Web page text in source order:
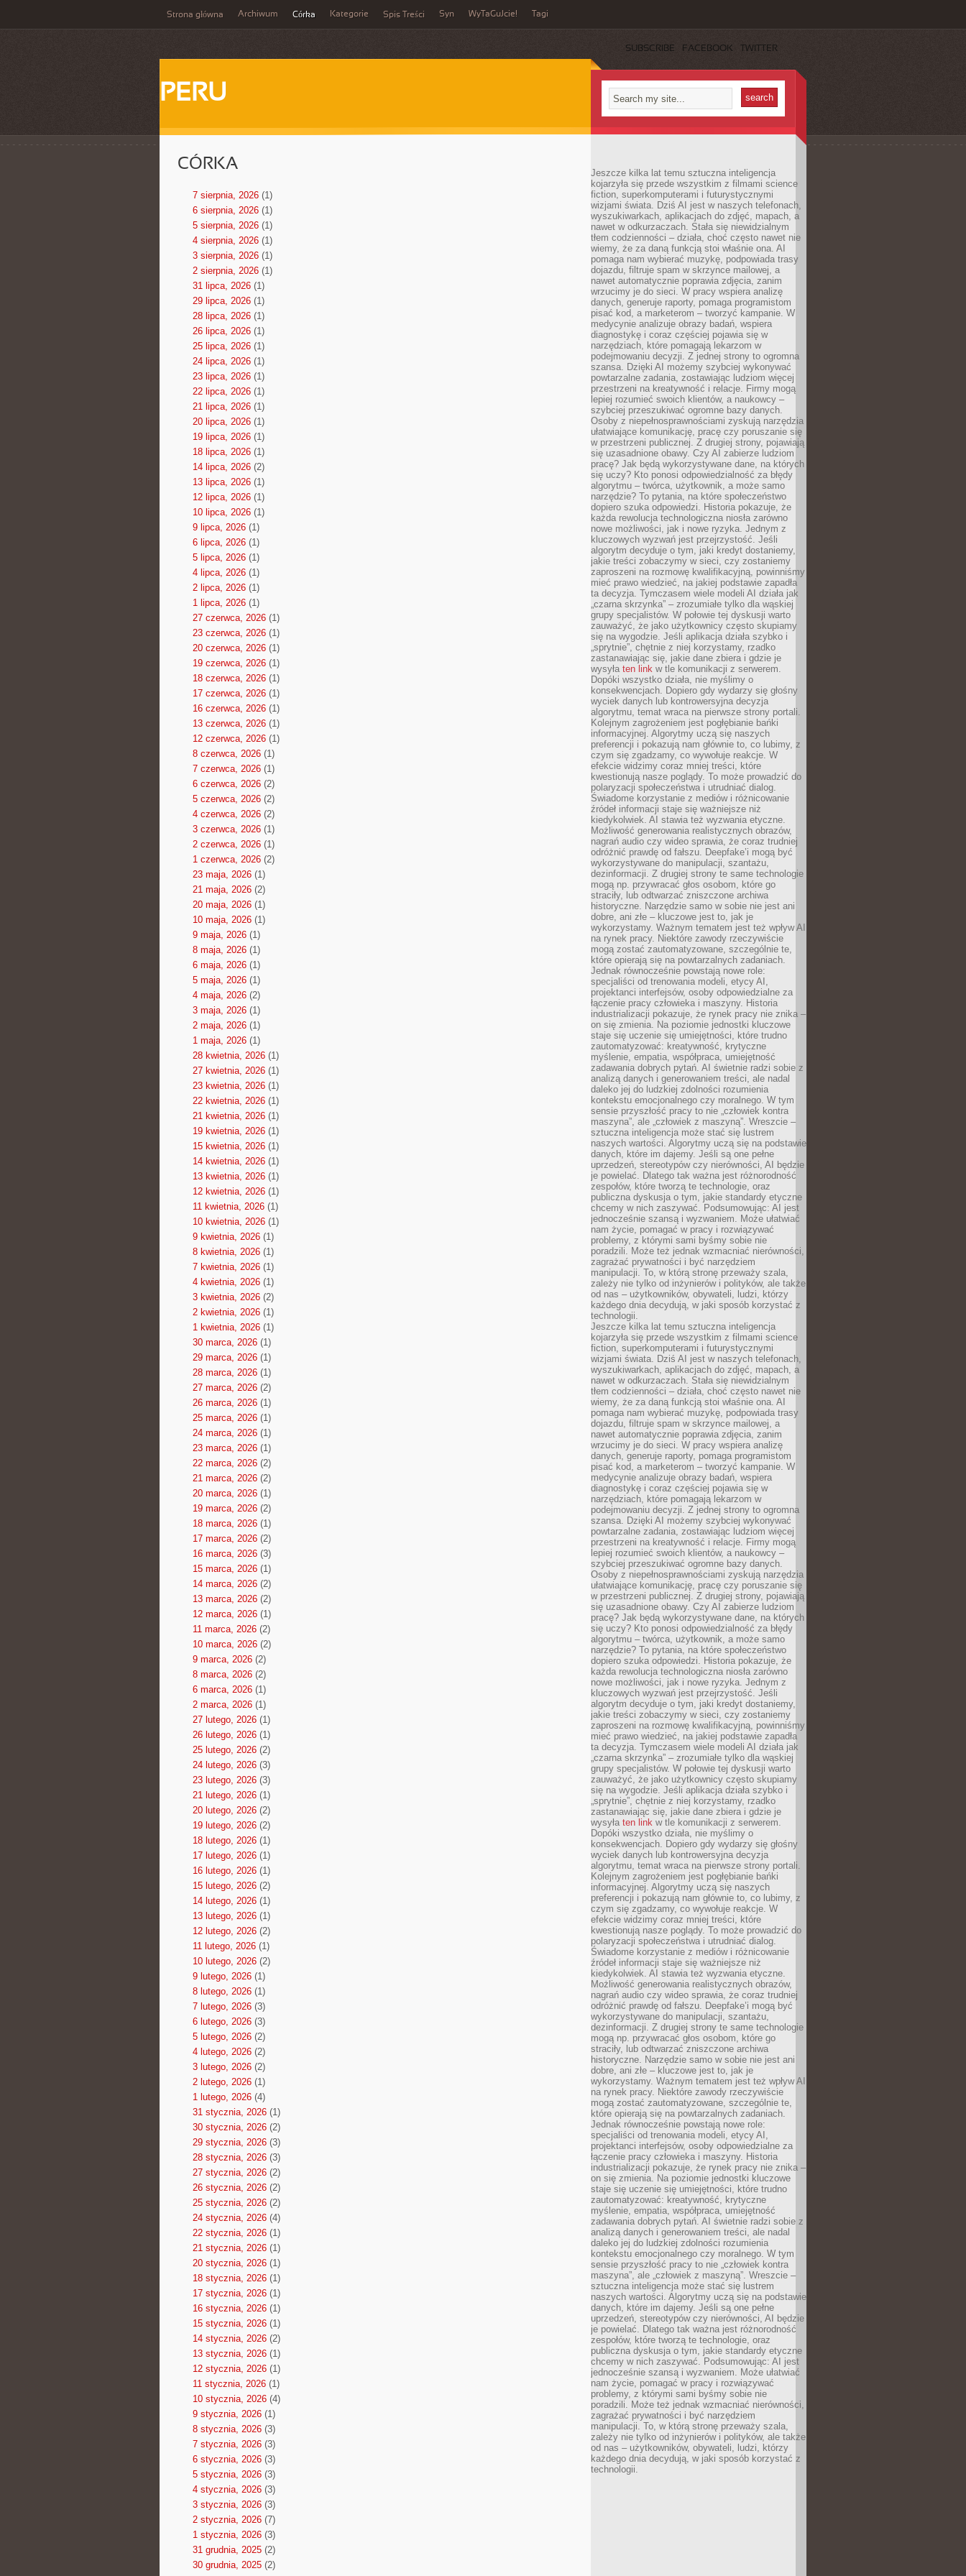
Strona główna Archiwum Córka Kategorie Spis Treści Syn WyTaGuJcie! Tagi
SUBSCRIBE FACEBOOK TWITTER
PERU
CÓRKA
7 sierpnia, 2026(1)
6 sierpnia, 2026(1)
5 sierpnia, 2026(1)
4 sierpnia, 2026(1)
3 sierpnia, 2026(1)
2 sierpnia, 2026(1)
31 lipca, 2026(1)
29 lipca, 2026(1)
28 lipca, 2026(1)
26 lipca, 2026(1)
25 lipca, 2026(1)
24 lipca, 2026(1)
23 lipca, 2026(1)
22 lipca, 2026(1)
21 lipca, 2026(1)
20 lipca, 2026(1)
19 lipca, 2026(1)
18 lipca, 2026(1)
14 lipca, 2026(2)
13 lipca, 2026(1)
12 lipca, 2026(1)
10 lipca, 2026(1)
9 lipca, 2026(1)
6 lipca, 2026(1)
5 lipca, 2026(1)
4 lipca, 2026(1)
2 lipca, 2026(1)
1 lipca, 2026(1)
27 czerwca, 2026(1)
23 czerwca, 2026(1)
20 czerwca, 2026(1)
19 czerwca, 2026(1)
18 czerwca, 2026(1)
17 czerwca, 2026(1)
16 czerwca, 2026(1)
13 czerwca, 2026(1)
12 czerwca, 2026(1)
8 czerwca, 2026(1)
7 czerwca, 2026(1)
6 czerwca, 2026(2)
5 czerwca, 2026(2)
4 czerwca, 2026(2)
3 czerwca, 2026(1)
2 czerwca, 2026(1)
1 czerwca, 2026(2)
23 maja, 2026(1)
21 maja, 2026(2)
20 maja, 2026(1)
10 maja, 2026(1)
9 maja, 2026(1)
8 maja, 2026(1)
6 maja, 2026(1)
5 maja, 2026(1)
4 maja, 2026(2)
3 maja, 2026(1)
2 maja, 2026(1)
1 maja, 2026(1)
28 kwietnia, 2026(1)
27 kwietnia, 2026(1)
23 kwietnia, 2026(1)
22 kwietnia, 2026(1)
21 kwietnia, 2026(1)
19 kwietnia, 2026(1)
15 kwietnia, 2026(1)
14 kwietnia, 2026(1)
13 kwietnia, 2026(1)
12 kwietnia, 2026(1)
11 kwietnia, 2026(1)
10 kwietnia, 2026(1)
9 kwietnia, 2026(1)
8 kwietnia, 2026(1)
7 kwietnia, 2026(1)
4 kwietnia, 2026(1)
3 kwietnia, 2026(2)
2 kwietnia, 2026(1)
1 kwietnia, 2026(1)
30 marca, 2026(1)
29 marca, 2026(1)
28 marca, 2026(1)
27 marca, 2026(2)
26 marca, 2026(1)
25 marca, 2026(1)
24 marca, 2026(1)
23 marca, 2026(1)
22 marca, 2026(2)
21 marca, 2026(2)
20 marca, 2026(1)
19 marca, 2026(2)
18 marca, 2026(1)
17 marca, 2026(2)
16 marca, 2026(3)
15 marca, 2026(1)
14 marca, 2026(2)
13 marca, 2026(2)
12 marca, 2026(1)
11 marca, 2026(2)
10 marca, 2026(2)
9 marca, 2026(2)
8 marca, 2026(2)
6 marca, 2026(1)
2 marca, 2026(1)
27 lutego, 2026(1)
26 lutego, 2026(1)
25 lutego, 2026(2)
24 lutego, 2026(3)
23 lutego, 2026(3)
21 lutego, 2026(1)
20 lutego, 2026(2)
19 lutego, 2026(2)
18 lutego, 2026(1)
17 lutego, 2026(1)
16 lutego, 2026(1)
15 lutego, 2026(2)
14 lutego, 2026(1)
13 lutego, 2026(1)
12 lutego, 2026(2)
11 lutego, 2026(1)
10 lutego, 2026(2)
9 lutego, 2026(1)
8 lutego, 2026(1)
7 lutego, 2026(3)
6 lutego, 2026(3)
5 lutego, 2026(2)
4 lutego, 2026(2)
3 lutego, 2026(2)
2 lutego, 2026(1)
1 lutego, 2026(4)
31 stycznia, 2026(1)
30 stycznia, 2026(2)
29 stycznia, 2026(3)
28 stycznia, 2026(3)
27 stycznia, 2026(2)
26 stycznia, 2026(2)
25 stycznia, 2026(2)
24 stycznia, 2026(4)
22 stycznia, 2026(1)
21 stycznia, 2026(1)
20 stycznia, 2026(1)
18 stycznia, 2026(1)
17 stycznia, 2026(1)
16 stycznia, 2026(1)
15 stycznia, 2026(1)
14 stycznia, 2026(2)
13 stycznia, 2026(1)
12 stycznia, 2026(1)
11 stycznia, 2026(1)
10 stycznia, 2026(4)
9 stycznia, 2026(1)
8 stycznia, 2026(3)
7 stycznia, 2026(3)
6 stycznia, 2026(3)
5 stycznia, 2026(3)
4 stycznia, 2026(3)
3 stycznia, 2026(3)
2 stycznia, 2026(7)
1 stycznia, 2026(3)
31 grudnia, 2025(2)
30 grudnia, 2025(2)
Jeszcze kilka lat temu sztuczna inteligencja
kojarzyła się przede wszystkim z filmami science
fiction, superkomputerami i futurystycznymi
wizjami świata. Dziś AI jest w naszych telefonach,
wyszukiwarkach, aplikacjach do zdjęć, mapach, a
nawet w odkurzaczach. Stała się niewidzialnym
tłem codzienności – działa, choć często nawet nie
wiemy, że za daną funkcją stoi właśnie ona. AI
pomaga nam wybierać muzykę, podpowiada trasy
dojazdu, filtruje spam w skrzynce mailowej, a
nawet automatycznie poprawia zdjęcia, zanim
wrzucimy je do sieci. W pracy wspiera analizę
danych, generuje raporty, pomaga programistom
pisać kod, a marketerom – tworzyć kampanie. W
medycynie analizuje obrazy badań, wspiera
diagnostykę i coraz częściej pojawia się w
narzędziach, które pomagają lekarzom w
podejmowaniu decyzji. Z jednej strony to ogromna
szansa. Dzięki AI możemy szybciej wykonywać
powtarzalne zadania, zostawiając ludziom więcej
przestrzeni na kreatywność i relacje. Firmy mogą
lepiej rozumieć swoich klientów, a naukowcy –
szybciej przeszukiwać ogromne bazy danych.
Osoby z niepełnosprawnościami zyskują narzędzia
ułatwiające komunikację, pracę czy poruszanie się
w przestrzeni publicznej. Z drugiej strony, pojawiają
się uzasadnione obawy. Czy AI zabierze ludziom
pracę? Jak będą wykorzystywane dane, na których
się uczy? Kto ponosi odpowiedzialność za błędy
algorytmu – twórca, użytkownik, a może samo
narzędzie? To pytania, na które społeczeństwo
dopiero szuka odpowiedzi. Historia pokazuje, że
każda rewolucja technologiczna niosła zarówno
nowe możliwości, jak i nowe ryzyka. Jednym z
kluczowych wyzwań jest przejrzystość. Jeśli
algorytm decyduje o tym, jaki kredyt dostaniemy,
jakie treści zobaczymy w sieci, czy zostaniemy
zaproszeni na rozmowę kwalifikacyjną, powinniśmy
mieć prawo wiedzieć, na jakiej podstawie zapadła
ta decyzja. Tymczasem wiele modeli AI działa jak
„czarna skrzynka” – zrozumiałe tylko dla wąskiej
grupy specjalistów. W połowie tej dyskusji warto
zauważyć, że jako użytkownicy często skupiamy
się na wygodzie. Jeśli aplikacja działa szybko i
„sprytnie”, chętnie z niej korzystamy, rzadko
zastanawiając się, jakie dane zbiera i gdzie je
wysyła ten link w tle komunikacji z serwerem.
Dopóki wszystko działa, nie myślimy o
konsekwencjach. Dopiero gdy wydarzy się głośny
wyciek danych lub kontrowersyjna decyzja
algorytmu, temat wraca na pierwsze strony portali.
Kolejnym zagrożeniem jest pogłębianie bańki
informacyjnej. Algorytmy uczą się naszych
preferencji i pokazują nam głównie to, co lubimy, z
czym się zgadzamy, co wywołuje reakcje. W
efekcie widzimy coraz mniej treści, które
kwestionują nasze poglądy. To może prowadzić do
polaryzacji społeczeństwa i utrudniać dialog.
Świadome korzystanie z mediów i różnicowanie
źródeł informacji staje się ważniejsze niż
kiedykolwiek. AI stawia też wyzwania etyczne.
Możliwość generowania realistycznych obrazów,
nagrań audio czy wideo sprawia, że coraz trudniej
odróżnić prawdę od fałszu. Deepfake’i mogą być
wykorzystywane do manipulacji, szantażu,
dezinformacji. Z drugiej strony te same technologie
mogą np. przywracać głos osobom, które go
straciły, lub odtwarzać zniszczone archiwa
historyczne. Narzędzie samo w sobie nie jest ani
dobre, ani złe – kluczowe jest to, jak je
wykorzystamy. Ważnym tematem jest też wpływ AI
na rynek pracy. Niektóre zawody rzeczywiście
mogą zostać zautomatyzowane, szczególnie te,
które opierają się na powtarzalnych zadaniach.
Jednak równocześnie powstają nowe role:
specjaliści od trenowania modeli, etycy AI,
projektanci interfejsów, osoby odpowiedzialne za
łączenie pracy człowieka i maszyny. Historia
industrializacji pokazuje, że rynek pracy nie znika –
on się zmienia. Na poziomie jednostki kluczowe
staje się uczenie się umiejętności, które trudno
zautomatyzować: kreatywność, krytyczne
myślenie, empatia, współpraca, umiejętność
zadawania dobrych pytań. AI świetnie radzi sobie z
analizą danych i generowaniem treści, ale nadal
daleko jej do ludzkiej zdolności rozumienia
kontekstu emocjonalnego czy moralnego. W tym
sensie przyszłość pracy to nie „człowiek kontra
maszyna”, ale „człowiek z maszyną”. Wreszcie –
sztuczna inteligencja może stać się lustrem
naszych wartości. Algorytmy uczą się na podstawie
danych, które im dajemy. Jeśli są one pełne
uprzedzeń, stereotypów czy nierówności, AI będzie
je powielać. Dlatego tak ważna jest różnorodność
zespołów, które tworzą te technologie, oraz
publiczna dyskusja o tym, jakie standardy etyczne
chcemy w nich zaszywać. Podsumowując: AI jest
jednocześnie szansą i wyzwaniem. Może ułatwiać
nam życie, pomagać w pracy i rozwiązywać
problemy, z którymi sami byśmy sobie nie
poradzili. Może też jednak wzmacniać nierówności,
zagrażać prywatności i być narzędziem
manipulacji. To, w którą stronę przeważy szala,
zależy nie tylko od inżynierów i polityków, ale także
od nas – użytkowników, obywateli, ludzi, którzy
każdego dnia decydują, w jaki sposób korzystać z
technologii.
Jeszcze kilka lat temu sztuczna inteligencja
kojarzyła się przede wszystkim z filmami science
fiction, superkomputerami i futurystycznymi
wizjami świata. Dziś AI jest w naszych telefonach,
wyszukiwarkach, aplikacjach do zdjęć, mapach, a
nawet w odkurzaczach. Stała się niewidzialnym
tłem codzienności – działa, choć często nawet nie
wiemy, że za daną funkcją stoi właśnie ona. AI
pomaga nam wybierać muzykę, podpowiada trasy
dojazdu, filtruje spam w skrzynce mailowej, a
nawet automatycznie poprawia zdjęcia, zanim
wrzucimy je do sieci. W pracy wspiera analizę
danych, generuje raporty, pomaga programistom
pisać kod, a marketerom – tworzyć kampanie. W
medycynie analizuje obrazy badań, wspiera
diagnostykę i coraz częściej pojawia się w
narzędziach, które pomagają lekarzom w
podejmowaniu decyzji. Z jednej strony to ogromna
szansa. Dzięki AI możemy szybciej wykonywać
powtarzalne zadania, zostawiając ludziom więcej
przestrzeni na kreatywność i relacje. Firmy mogą
lepiej rozumieć swoich klientów, a naukowcy –
szybciej przeszukiwać ogromne bazy danych.
Osoby z niepełnosprawnościami zyskują narzędzia
ułatwiające komunikację, pracę czy poruszanie się
w przestrzeni publicznej. Z drugiej strony, pojawiają
się uzasadnione obawy. Czy AI zabierze ludziom
pracę? Jak będą wykorzystywane dane, na których
się uczy? Kto ponosi odpowiedzialność za błędy
algorytmu – twórca, użytkownik, a może samo
narzędzie? To pytania, na które społeczeństwo
dopiero szuka odpowiedzi. Historia pokazuje, że
każda rewolucja technologiczna niosła zarówno
nowe możliwości, jak i nowe ryzyka. Jednym z
kluczowych wyzwań jest przejrzystość. Jeśli
algorytm decyduje o tym, jaki kredyt dostaniemy,
jakie treści zobaczymy w sieci, czy zostaniemy
zaproszeni na rozmowę kwalifikacyjną, powinniśmy
mieć prawo wiedzieć, na jakiej podstawie zapadła
ta decyzja. Tymczasem wiele modeli AI działa jak
„czarna skrzynka” – zrozumiałe tylko dla wąskiej
grupy specjalistów. W połowie tej dyskusji warto
zauważyć, że jako użytkownicy często skupiamy
się na wygodzie. Jeśli aplikacja działa szybko i
„sprytnie”, chętnie z niej korzystamy, rzadko
zastanawiając się, jakie dane zbiera i gdzie je
wysyła ten link w tle komunikacji z serwerem.
Dopóki wszystko działa, nie myślimy o
konsekwencjach. Dopiero gdy wydarzy się głośny
wyciek danych lub kontrowersyjna decyzja
algorytmu, temat wraca na pierwsze strony portali.
Kolejnym zagrożeniem jest pogłębianie bańki
informacyjnej. Algorytmy uczą się naszych
preferencji i pokazują nam głównie to, co lubimy, z
czym się zgadzamy, co wywołuje reakcje. W
efekcie widzimy coraz mniej treści, które
kwestionują nasze poglądy. To może prowadzić do
polaryzacji społeczeństwa i utrudniać dialog.
Świadome korzystanie z mediów i różnicowanie
źródeł informacji staje się ważniejsze niż
kiedykolwiek. AI stawia też wyzwania etyczne.
Możliwość generowania realistycznych obrazów,
nagrań audio czy wideo sprawia, że coraz trudniej
odróżnić prawdę od fałszu. Deepfake’i mogą być
wykorzystywane do manipulacji, szantażu,
dezinformacji. Z drugiej strony te same technologie
mogą np. przywracać głos osobom, które go
straciły, lub odtwarzać zniszczone archiwa
historyczne. Narzędzie samo w sobie nie jest ani
dobre, ani złe – kluczowe jest to, jak je
wykorzystamy. Ważnym tematem jest też wpływ AI
na rynek pracy. Niektóre zawody rzeczywiście
mogą zostać zautomatyzowane, szczególnie te,
które opierają się na powtarzalnych zadaniach.
Jednak równocześnie powstają nowe role:
specjaliści od trenowania modeli, etycy AI,
projektanci interfejsów, osoby odpowiedzialne za
łączenie pracy człowieka i maszyny. Historia
industrializacji pokazuje, że rynek pracy nie znika –
on się zmienia. Na poziomie jednostki kluczowe
staje się uczenie się umiejętności, które trudno
zautomatyzować: kreatywność, krytyczne
myślenie, empatia, współpraca, umiejętność
zadawania dobrych pytań. AI świetnie radzi sobie z
analizą danych i generowaniem treści, ale nadal
daleko jej do ludzkiej zdolności rozumienia
kontekstu emocjonalnego czy moralnego. W tym
sensie przyszłość pracy to nie „człowiek kontra
maszyna”, ale „człowiek z maszyną”. Wreszcie –
sztuczna inteligencja może stać się lustrem
naszych wartości. Algorytmy uczą się na podstawie
danych, które im dajemy. Jeśli są one pełne
uprzedzeń, stereotypów czy nierówności, AI będzie
je powielać. Dlatego tak ważna jest różnorodność
zespołów, które tworzą te technologie, oraz
publiczna dyskusja o tym, jakie standardy etyczne
chcemy w nich zaszywać. Podsumowując: AI jest
jednocześnie szansą i wyzwaniem. Może ułatwiać
nam życie, pomagać w pracy i rozwiązywać
problemy, z którymi sami byśmy sobie nie
poradzili. Może też jednak wzmacniać nierówności,
zagrażać prywatności i być narzędziem
manipulacji. To, w którą stronę przeważy szala,
zależy nie tylko od inżynierów i polityków, ale także
od nas – użytkowników, obywateli, ludzi, którzy
każdego dnia decydują, w jaki sposób korzystać z
technologii.